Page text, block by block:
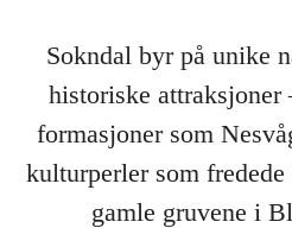
Sokndal byr på unike
historiske
formasjoner som
kulturperler som fredede
gamle gruvene i